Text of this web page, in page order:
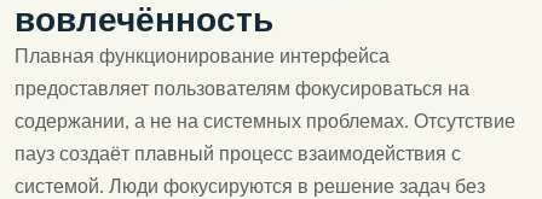
вовлечённость
Плавная функционирование интерфейса
предоставляет пользователям фокусироваться на
содержании, а не на системных проблемах. Отсутствие
пауз создаёт плавный процесс взаимодействия с
системой. Люди фокусируются в решение задач без